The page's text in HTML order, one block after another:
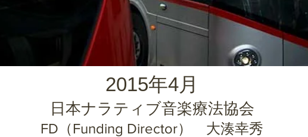
2015年4月
​日本ナラティブ音楽療法協会
FD （Funding Director） 大湊幸秀